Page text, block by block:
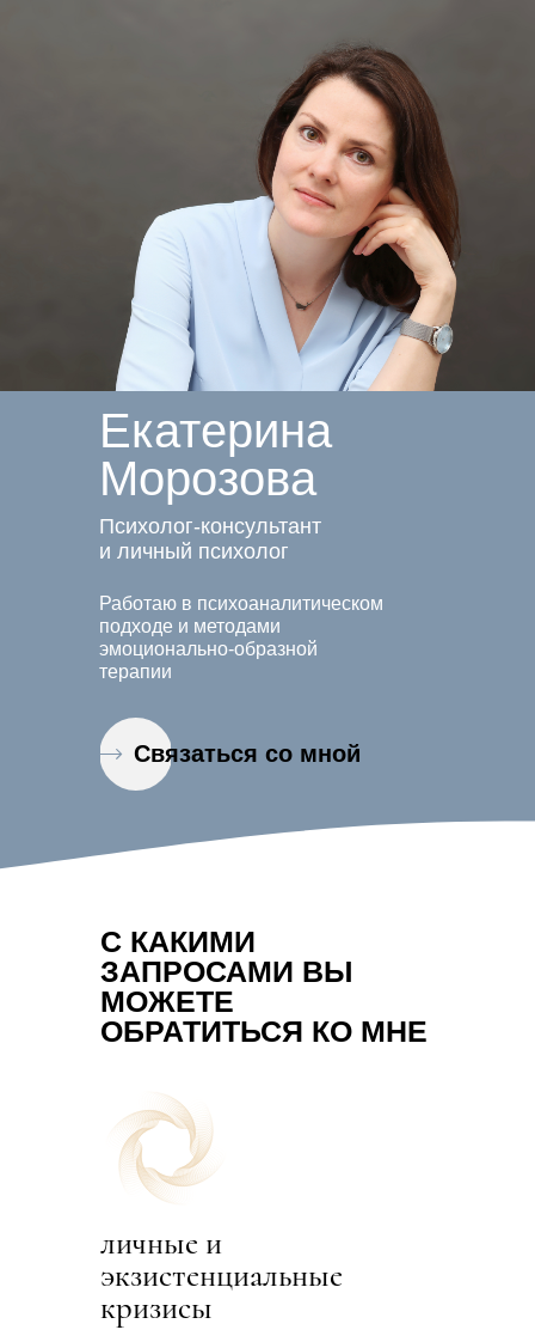
Екатерина
Морозова
Психолог-консультант
и личный психолог
Работаю в психоаналитическом
подходе и методами
эмоционально-образной
терапии
Связаться со мной
С КАКИМИ
ЗАПРОСАМИ ВЫ
МОЖЕТЕ
ОБРАТИТЬСЯ КО МНЕ
личные и
экзистенциальные
кризисы